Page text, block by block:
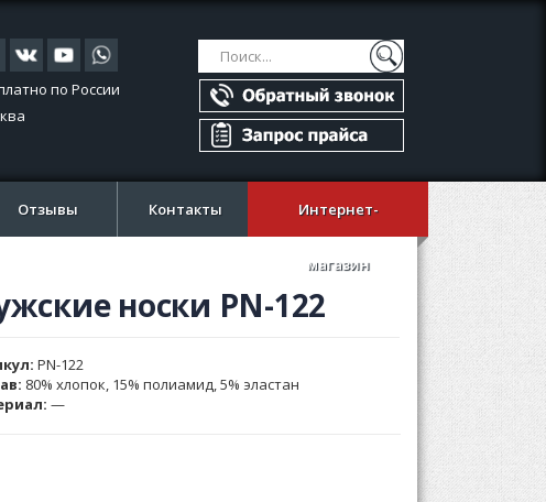
Поиск
Поиск
по России
Отзывы Контакты Интернет-
магазин
носки PN-122
PN-122
80% хлопок, 15% полиамид, 5% эластан
—